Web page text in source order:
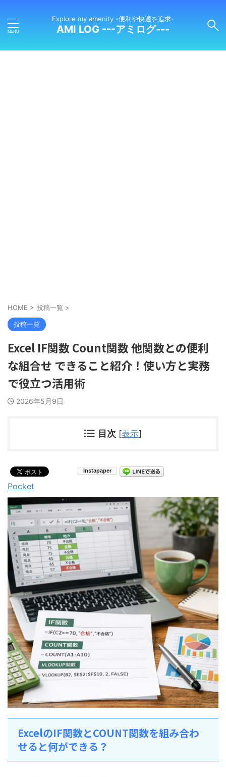
Explore my amenity -便利や快適を追求-
AMI LOG ---アミログ---
HOME > 投稿一覧 >
投稿一覧
Excel IF関数 Count関数 他関数との便利
な組合せ できること紹介！使い方と実務
で役立つ活用術
2026年5月9日
目次 [表示]
Pocket
ExcelのIF関数とCOUNT関数を組み合わ
せると何ができる？